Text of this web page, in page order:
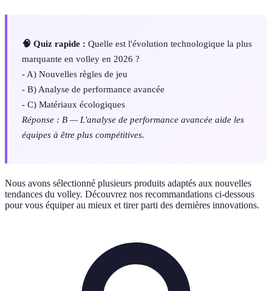
🧠 Quiz rapide : Quelle est l'évolution technologique la plus
marquante en volley en 2026 ?
- A) Nouvelles règles de jeu
- B) Analyse de performance avancée
- C) Matériaux écologiques
Réponse : B — L'analyse de performance avancée aide les
équipes à être plus compétitives.
Nous avons sélectionné plusieurs produits adaptés aux nouvelles
tendances du volley. Découvrez nos recommandations ci-dessous
pour vous équiper au mieux et tirer parti des dernières innovations.